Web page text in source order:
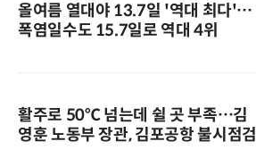
올여름 열대야 13.7일 '역대 최다'…
폭염일수도 15.7일로 역대 4위
활주로 50℃ 넘는데 쉴 곳 부족…김
영훈 노동부 장관, 김포공항 불시점검